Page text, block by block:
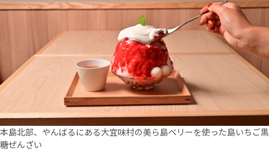
本島北部、やんばるにある大宜味村の美ら島ベリーを使った島いちご黒
糖ぜんざい